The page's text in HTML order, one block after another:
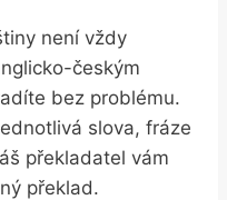
není vždy
českým
bez problému.
slova, fráze
překladatel vám
překlad.